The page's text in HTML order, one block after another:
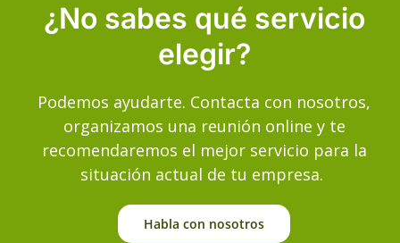
¿No sabes qué servicio
elegir?
Podemos ayudarte. Contacta con nosotros,
organizamos una reunión online y te
recomendaremos el mejor servicio para la
situación actual de tu empresa.
Habla con nosotros